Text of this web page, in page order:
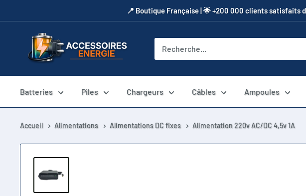
au
​📍​ Boutique Française | 🌟 +200 000 clients satisfaits
Accessoires
Energie
Batteries Piles Chargeurs Câbles Ampoules
Accueil Alimentations Alimentations DC fixes Alimentation 220v AC/DC 4,5v 1A